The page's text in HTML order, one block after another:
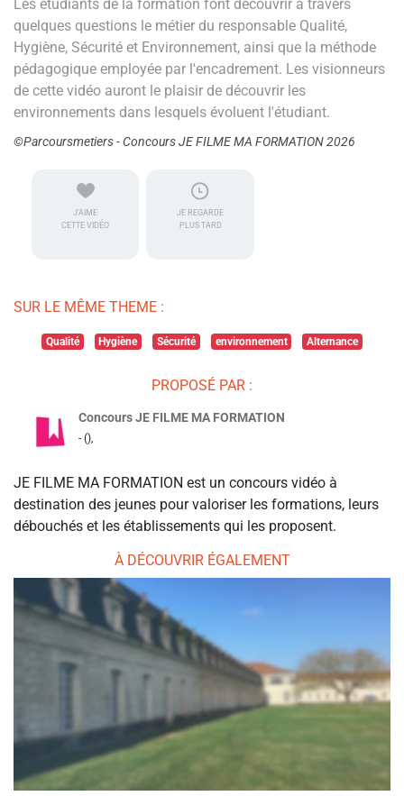
Les étudiants de la formation font découvrir à travers
quelques questions le métier du responsable Qualité,
Hygiène, Sécurité et Environnement, ainsi que la méthode
pédagogique employée par l'encadrement. Les visionneurs
de cette vidéo auront le plaisir de découvrir les
environnements dans lesquels évoluent l'étudiant.
©Parcoursmetiers - Concours JE FILME MA FORMATION 2026
J'AIME
CETTE VIDÉO
JE REGARDE
PLUS TARD
SUR LE MÊME THEME :
Qualité Hygiène Sécurité environnement Alternance
PROPOSÉ PAR :
Concours JE FILME MA FORMATION
- (),
JE FILME MA FORMATION est un concours vidéo à
destination des jeunes pour valoriser les formations, leurs
débouchés et les établissements qui les proposent.
À DÉCOUVRIR ÉGALEMENT